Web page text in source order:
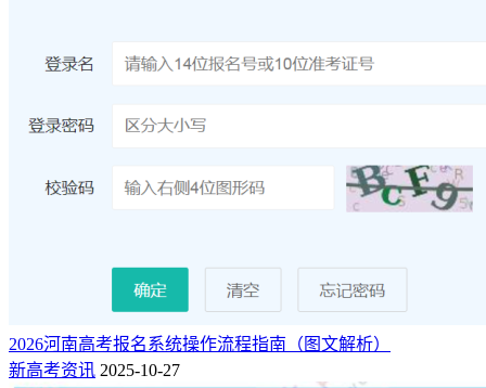
2026河南高考报名系统操作流程指南（图文解析）
新高考资讯 2025-10-27